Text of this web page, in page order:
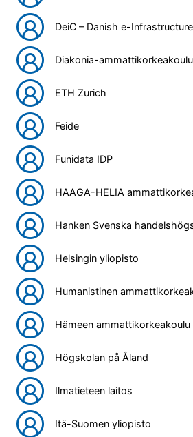
DeiC – Danish e-
Diakonia-ammattikorkeakoulu
ETH Zurich
Feide
Funidata IDP
HAAGA-HELIA
Hanken Svenska
Helsingin yliopisto
Humanistinen
Hämeen ammattikorkeakoulu
Högskolan på Åland
Ilmatieteen laitos
Itä-Suomen yliopisto